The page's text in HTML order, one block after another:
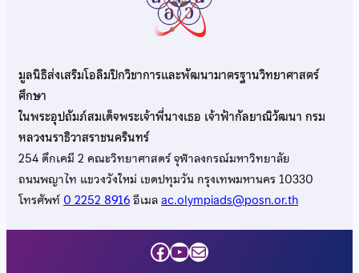
มูลนิธิส่งเสริมโอลิมปิกวิชาการและพัฒนามาตรฐานวิทยาศาสตร์
ศึกษา
ในพระอุปถัมภ์สมเด็จพระเจ้าพี่นางเธอ เจ้าฟ้ากัลยาณิวัฒนา กรม
หลวงนราธิวาสราชนครินทร์
254 ตึกเคมี 2 คณะวิทยาศาสตร์ จุฬาลงกรณ์มหาวิทยาลัย
ถนนพญาไท แขวงวังใหม่ เขตปทุมวัน กรุงเทพมหานคร 10330
โทรศัพท์0 2252 8916อีเมลac.olympiads@posn.or.th
Facebook
YouTube
Mail